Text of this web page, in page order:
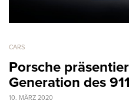
CARS
Porsche
Generation des
10. MÄRZ 2020